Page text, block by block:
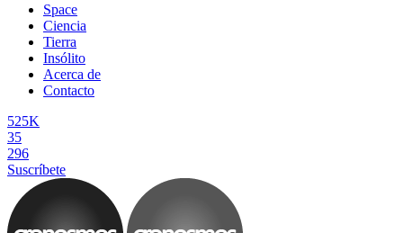
Space
Ciencia
Tierra
Insólito
Acerca de
Contacto
525K
35
296
Suscríbete